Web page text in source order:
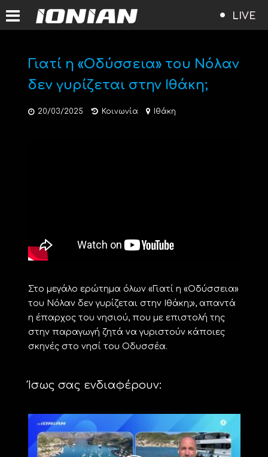
LIVE
Γιατί η «Οδύσσεια» του Νόλαν
δεν γυρίζεται στην Ιθάκη;
20/03/2025 Κοινωνία Ιθάκη
Στο μεγάλο ερώτημα όλων «Γιατί η «Οδύσσεια»
του Νόλαν δεν γυρίζεται στην Ιθάκη;», απαντά
η έπαρχος του νησιού, που με επιστολή της
στην παραγωγή ζητά να γυριστούν κάποιες
σκηνές στο νησί του Οδυσσέα.
Ίσως σας ενδιαφέρουν: